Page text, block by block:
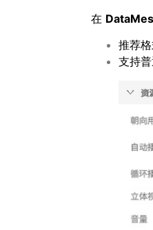
在
推荐格
支持